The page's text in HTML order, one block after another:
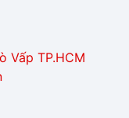
Vấp TP.HCM